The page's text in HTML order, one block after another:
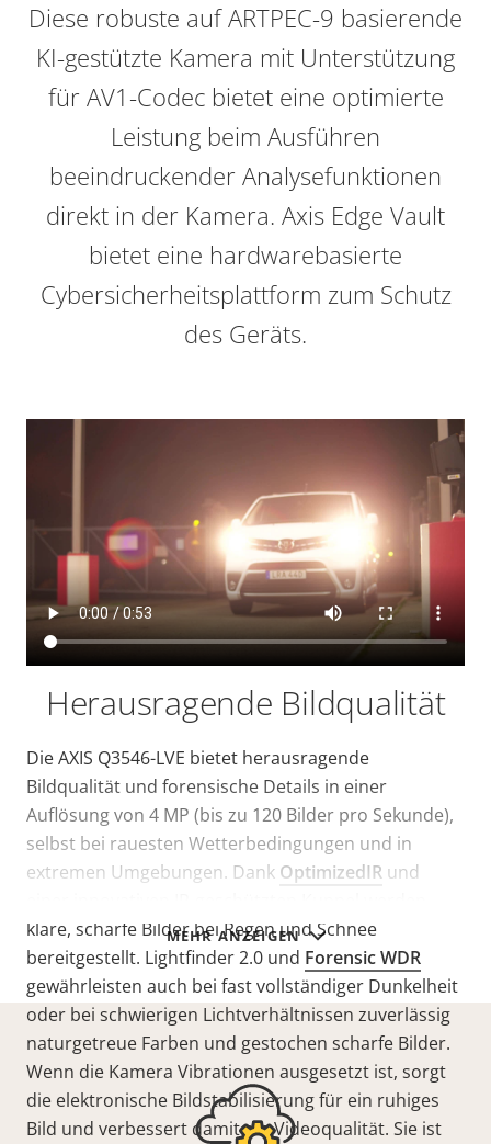
MEHR ANZEIGEN
Diese robuste auf ARTPEC-9 basierende
KI-gestützte Kamera mit Unterstützung
für AV1-Codec bietet eine optimierte
Leistung beim Ausführen
beeindruckender Analysefunktionen
direkt in der Kamera. Axis Edge Vault
bietet eine hardwarebasierte
Cybersicherheitsplattform zum Schutz
des Geräts.
Herausragende Bildqualität
Die AXIS Q3546-LVE bietet herausragende
Bildqualität und forensische Details in einer
Auflösung von 4 MP (bis zu 120 Bilder pro Sekunde),
selbst bei rauesten Wetterbedingungen und in
extremen Umgebungen. Dank OptimizedIR und
klare, scharfe Bilder bei Regen und Schnee
bereitgestellt. Lightfinder 2.0 und Forensic WDR
gewährleisten auch bei fast vollständiger Dunkelheit
oder bei schwierigen Lichtverhältnissen zuverlässig
naturgetreue Farben und gestochen scharfe Bilder.
Wenn die Kamera Vibrationen ausgesetzt ist, sorgt
die elektronische Bildstabilisierung für ein ruhiges
Bild und verbessert damit die Videoqualität. Sie ist